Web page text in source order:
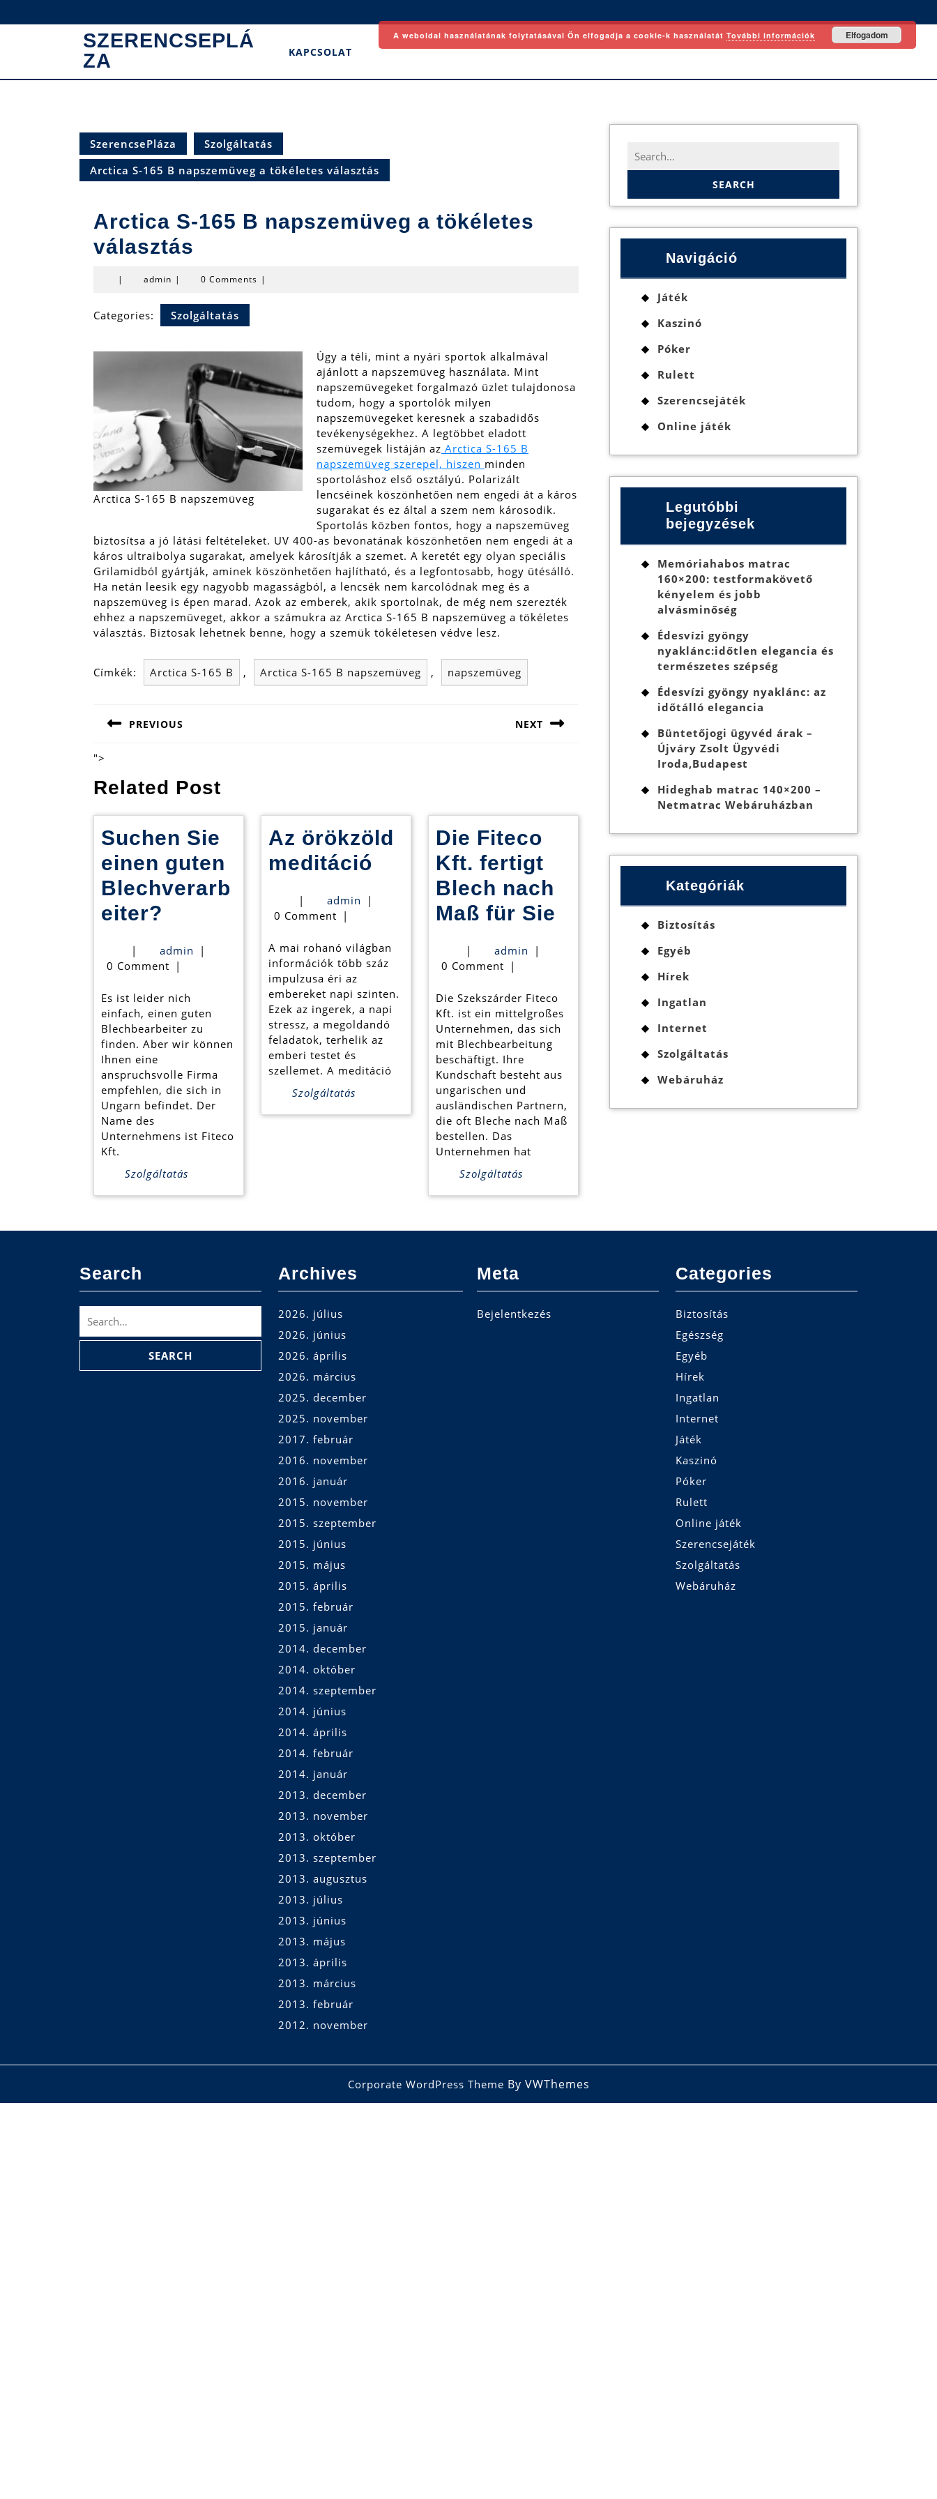
to
SZERENCSEPLÁ
ZA
KAPCSOLAT
SzerencsePláza
Szolgáltatás
Arctica S-165 B napszemüveg a tökéletes választás
Arctica S-165 B napszemüveg a tökéletes
választás
| admin admin
| 0 Comments |
Categories: Szolgáltatás
Arctica S-165 B napszemüveg
Úgy a téli, mint a nyári sportok alkalmával
ajánlott a napszemüveg használata. Mint
napszemüvegeket forgalmazó üzlet tulajdonosa
tudom, hogy a sportolók milyen
napszemüvegeket keresnek a szabadidős
tevékenységekhez. A legtöbbet eladott
szemüvegek listáján az Arctica S-165 B
napszemüveg szerepel, hiszen minden
sportoláshoz első osztályú. Polarizált
lencséinek köszönhetően nem engedi át a káros
sugarakat és ez által a szem nem károsodik.
Sportolás közben fontos, hogy a napszemüveg
biztosítsa a jó látási feltételeket. UV 400-as bevonatának köszönhetően nem engedi át a
káros ultraibolya sugarakat, amelyek károsítják a szemet. A keretét egy olyan speciális
Grilamidból gyártják, aminek köszönhetően hajlítható, és a legfontosabb, hogy ütésálló.
Ha netán leesik egy nagyobb magasságból, a lencsék nem karcolódnak meg és a
napszemüveg is épen marad. Azok az emberek, akik sportolnak, de még nem szerezték
ehhez a napszemüveget, akkor a számukra az Arctica S-165 B napszemüveg a tökéletes
választás. Biztosak lehetnek benne, hogy a szemük tökéletesen védve lesz.
Címkék: Arctica S-165 B , Arctica S-165 B napszemüveg , napszemüveg
navigáció
PREVIOUS
post:
NEXT
">
Related Post
Suchen Sie
einen guten
Blechverarb
eiter?
einen
guten
Blechverarbeiter?
| admin admin
|
0 Comment |
Es ist leider nich
einfach, einen guten
Blechbearbeiter zu
finden. Aber wir können
Ihnen eine
anspruchsvolle Firma
empfehlen, die sich in
Ungarn befindet. Der
Name des
Unternehmens ist Fiteco
Kft.
Szolgáltatás
Az örökzöld
meditáció
örökzöld
meditáció
| admin admin
|
0 Comment |
A mai rohanó világban
információk több száz
impulzusa éri az
embereket napi szinten.
Ezek az ingerek, a napi
stressz, a megoldandó
feladatok, terhelik az
emberi testet és
szellemet. A meditáció
Szolgáltatás
Die Fiteco
Kft. fertigt
Blech nach
Maß für Sie
Blech
nach
Sie
| admin admin
|
0 Comment |
Die Szekszárder Fiteco
Kft. ist ein mittelgroßes
Unternehmen, das sich
mit Blechbearbeitung
beschäftigt. Ihre
Kundschaft besteht aus
ungarischen und
ausländischen Partnern,
die oft Bleche nach Maß
bestellen. Das
Unternehmen hat
Szolgáltatás
Search
for:
Navigáció
Játék
Kaszinó
Póker
Rulett
Szerencsejáték
Online játék
Legutóbbi
bejegyzések
Memóriahabos matrac
160×200: testformakövető
kényelem és jobb
alvásminőség
Édesvízi gyöngy
nyaklánc:időtlen elegancia és
természetes szépség
Édesvízi gyöngy nyaklánc: az
időtálló elegancia
Büntetőjogi ügyvéd árak –
Újváry Zsolt Ügyvédi
Iroda,Budapest
Hideghab matrac 140×200 –
Netmatrac Webáruházban
Kategóriák
Biztosítás
Egyéb
Hírek
Ingatlan
Internet
Szolgáltatás
Webáruház
Search
for:
Archives
2026. július
2026. június
2026. április
2026. március
2025. december
2025. november
2017. február
2016. november
2016. január
2015. november
2015. szeptember
2015. június
2015. május
2015. április
2015. február
2015. január
2014. december
2014. október
2014. szeptember
2014. június
2014. április
2014. február
2014. január
2013. december
2013. november
2013. október
2013. szeptember
2013. augusztus
2013. július
2013. június
2013. május
2013. április
2013. március
2013. február
2012. november
Meta
Bejelentkezés
Categories
Biztosítás
Egészség
Egyéb
Hírek
Ingatlan
Internet
Játék
Kaszinó
Póker
Rulett
Online játék
Szerencsejáték
Szolgáltatás
Webáruház
Corporate WordPress Theme By VWThemes
A weboldal használatának folytatásával Ön elfogadja a cookie-k használatát További információk Elfogadom